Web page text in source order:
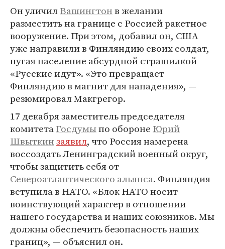
Он уличилВашингтонв желании
разместить на границе с Россией ракетное
вооружение. При этом, добавил он, США
уже направили в Финляндию своих солдат,
пугая население абсурдной страшилкой
«Русские идут». «Это превращает
Финляндию в магнит для нападения», —
резюмировал Макгрегор.
17 декабря заместитель председателя
комитетаГосдумыпо обороне Юрий
Швыткинзаявил, что Россия намерена
воссоздать Ленинградский военный округ,
чтобы защитить себя от
Североатлантического альянса. Финляндия
вступила в НАТО. «Блок НАТО носит
воинствующий характер в отношении
нашего государства и наших союзников. Мы
должны обеспечить безопасность наших
границ», — объяснил он.